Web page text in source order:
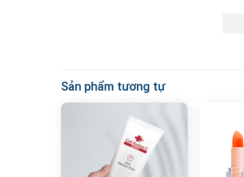
Sản phẩm tương tự